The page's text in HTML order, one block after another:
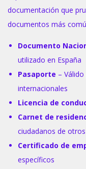
documentación que
documentos más
Documento
utilizado en España
Pasaporte –
internacionales
Licencia de
Carnet de
ciudadanos de
Certificado de
específicos